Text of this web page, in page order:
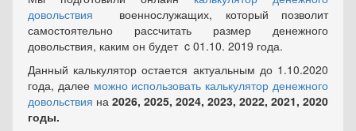
довольствия
военнослужащих, который позволит
самостоятельно рассчитать размер денежного
довольствия, каким он будет c 01.10. 2019 года.
Данный калькулятор остается актуальным до 1.10.2020
года, далее можно использовать калькулятор денежного
довольствия на 2026, 2025, 2024, 2023, 2022, 2021, 2020
годы.